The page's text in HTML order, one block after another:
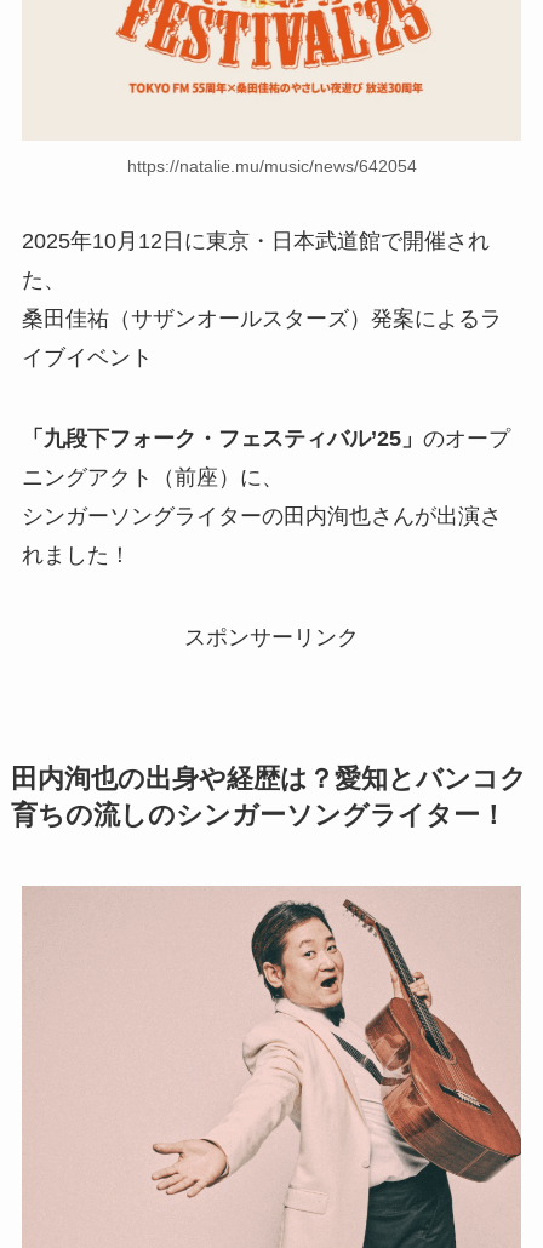
https://natalie.mu/music/news/642054
2025年10月12日に東京・日本武道館で開催され
た、
桑田佳祐（サザンオールスターズ）発案によるラ
イブイベント
「九段下フォーク・フェスティバル’25」 のオープ
ニングアクト（前座）に、
シンガーソングライターの田内洵也さんが出演さ
れました！
スポンサーリンク
田内洵也の出身や経歴は？愛知とバンコク
育ちの流しのシンガーソングライター！